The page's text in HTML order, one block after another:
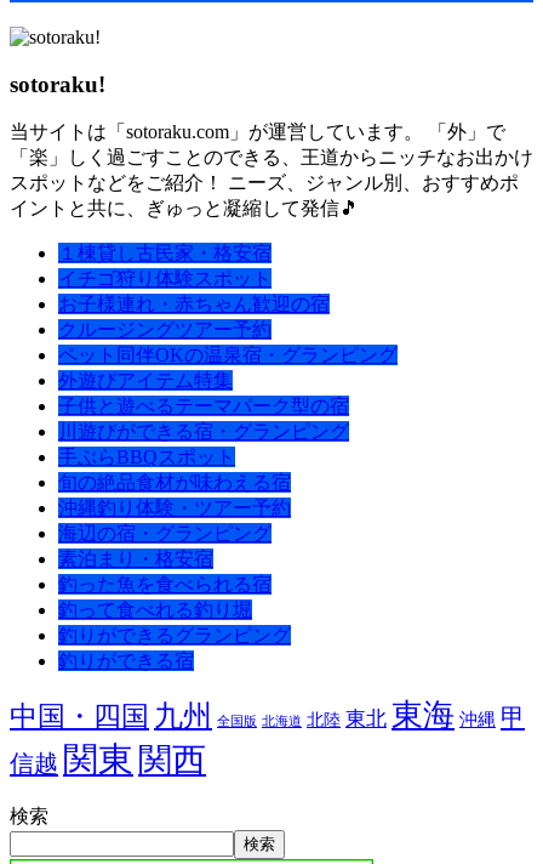
sotoraku!
当サイトは「sotoraku.com」が運営しています。 「外」で
「楽」しく過ごすことのできる、王道からニッチなお出かけ
スポットなどをご紹介！ ニーズ、ジャンル別、おすすめポ
イントと共に、ぎゅっと凝縮して発信🎵
１棟貸し古民家・格安宿
イチゴ狩り体験スポット
お子様連れ・赤ちゃん歓迎の宿
クルージングツアー予約
ペット同伴OKの温泉宿・グランピング
外遊びアイテム特集
子供と遊べるテーマパーク型の宿
川遊びができる宿・グランピング
手ぶらBBQスポット
旬の絶品食材が味わえる宿
沖縄釣り体験・ツアー予約
海辺の宿・グランピング
素泊まり・格安宿
釣った魚を食べられる宿
釣って食べれる釣り堀
釣りができるグランピング
釣りができる宿
中国・四国 九州 全国版 北海道 北陸 東北 東海 沖縄 甲
信越 関東 関西
検索
検索